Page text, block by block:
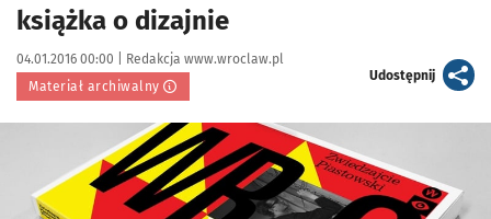
książka o dizajnie
Data publikacji:
04.01.2016 00:00 | Autor:
Redakcja www.wroclaw.pl
Materiał archiwalny
Udostępnijartykuł
Kliknij, aby powiększyć